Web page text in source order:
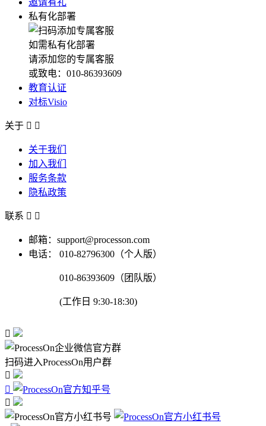
私有化部署
如需私有化部署
请添加您的专属客服
或致电：010-86393609
教育认证
对标Visio
关于  
关于我们
加入我们
服务条款
隐私政策
联系  
邮箱：support@processon.com
电话：
010-82796300（个人版）
010-86393609（团队版）
(工作日 9:30-18:30)

扫码进入ProcessOn用户群


